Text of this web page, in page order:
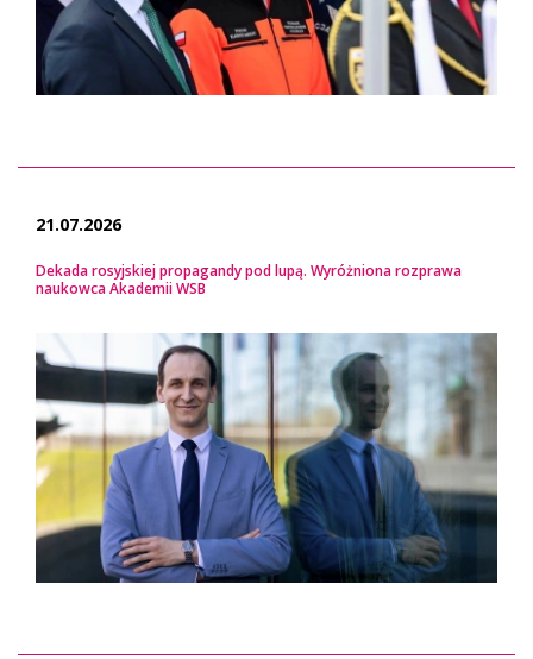
21.07.2026
Dekada rosyjskiej propagandy pod lupą. Wyróżniona rozprawa
naukowca Akademii WSB